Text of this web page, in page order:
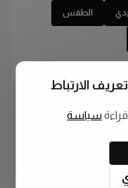
الطقس
الارتباط
سياسة